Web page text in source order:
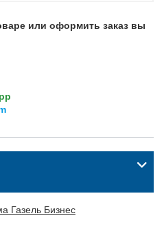
или оформить заказ вы
Газель Бизнес